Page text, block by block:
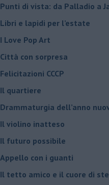
Punti di vista: da Palladio a
​Libri e lapidi per l’estate
​I Love Pop Art
Città con sorpresa
Felicitazioni CCCP
​Il quartiere
​Drammaturgia dell’anno
​Il violino inatteso
​Il futuro possibile
​Appello con i guanti
​Il tetto amico e il cuore di